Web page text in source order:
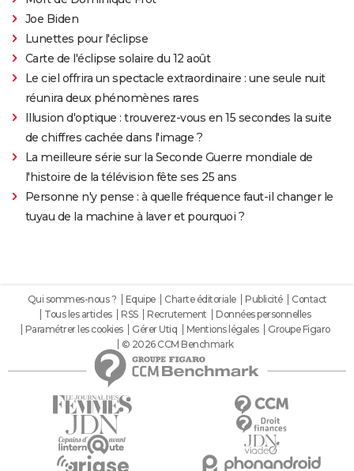
Joe Biden
Lunettes pour l'éclipse
Carte de l'éclipse solaire du 12 août
Le ciel offrira un spectacle extraordinaire : une seule nuit
réunira deux phénomènes rares
Illusion d'optique : trouverez-vous en 15 secondes la suite
de chiffres cachée dans l'image ?
La meilleure série sur la Seconde Guerre mondiale de
l'histoire de la télévision fête ses 25 ans
Personne n'y pense : à quelle fréquence faut-il changer le
tuyau de la machine à laver et pourquoi ?
Qui sommes-nous ? Equipe Charte éditoriale Publicité
Contact
Tous les articles
RSS Recrutement
Données personnelles
Paramétrer les cookies
Gérer Utiq Mentions légales
Groupe Figaro
© 2026 CCM Benchmark